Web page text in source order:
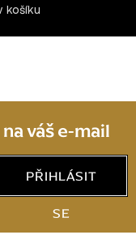
košíku
váš e-mail
PŘIHLÁSIT
SE